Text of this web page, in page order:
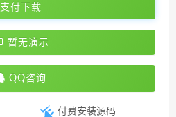
支付下载
暂无演示
QQ咨询
付费安装源码